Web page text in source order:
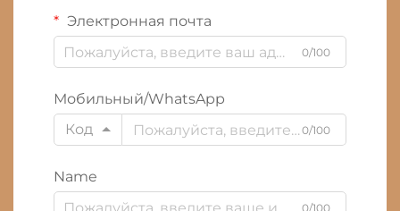
Электронная почта
0/100
Мобильный/WhatsApp
Код
0/100
Name
0/100